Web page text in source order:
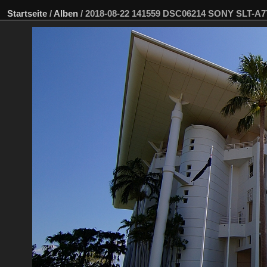
Startseite / Alben / 2018-08-22 141559 DSC06214 SONY SLT-